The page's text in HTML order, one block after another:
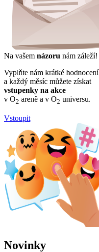
Na vašem názoru nám záleží!
Vyplňte nám krátké hodnocení
a každý měsíc můžete získat
vstupenky na akce
v O2 areně a v O2 universu.
Vstoupit
Novinky